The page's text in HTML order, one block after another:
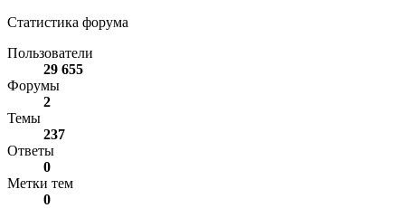
Статистика форума
Пользователи
29 655
Форумы
2
Темы
237
Ответы
0
Метки тем
0